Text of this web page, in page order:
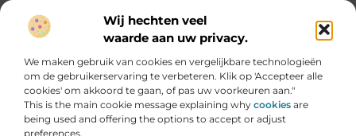
Wij hechten veel
waarde aan uw privacy.
We maken gebruik van cookies en vergelijkbare technologieën
om de gebruikerservaring te verbeteren. Klik op 'Accepteer alle
cookies' om akkoord te gaan, of pas uw voorkeuren aan."
This is the main cookie message explaining why cookies are
being used and offering the options to accept or adjust
preferences.
waardevolle inzichten.”
Bericht categorie
Onze informatie